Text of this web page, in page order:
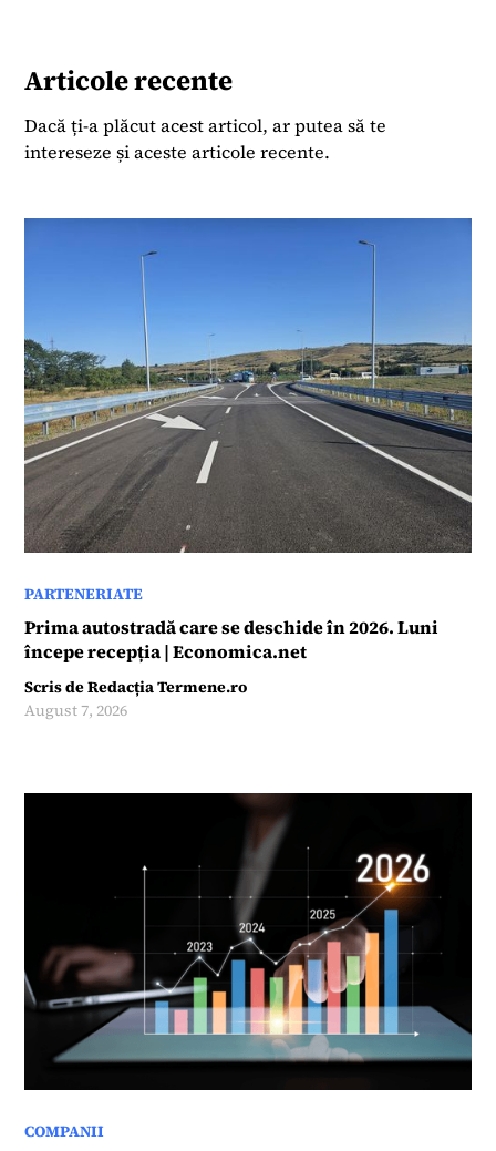
început în anii ’90, lucrând pentru publicații
Media Group (Business Review), iar ulterior a
colaborat cu publicații internaționale, inclusiv
Group.
Articole recente
Dacă ți-a plăcut acest articol, ar putea să te
intereseze și aceste articole recente.
PARTENERIATE
Prima autostradă care se deschide în 2026. Luni
începe recepția | Economica.net
Scris deRedacția Termene.ro
August 7, 2026
COMPANII